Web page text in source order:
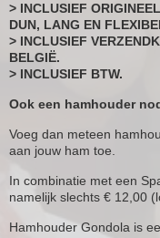
> INCLUSIEF
DUN, LANG EN
> INCLUSIEF
BELGIË.
> INCLUSIEF BTW.
Ook een hamhouder
Voeg dan meteen
aan jouw ham toe.
In combinatie met een
namelijk slechts € 12,00
Hamhouder Gondola is